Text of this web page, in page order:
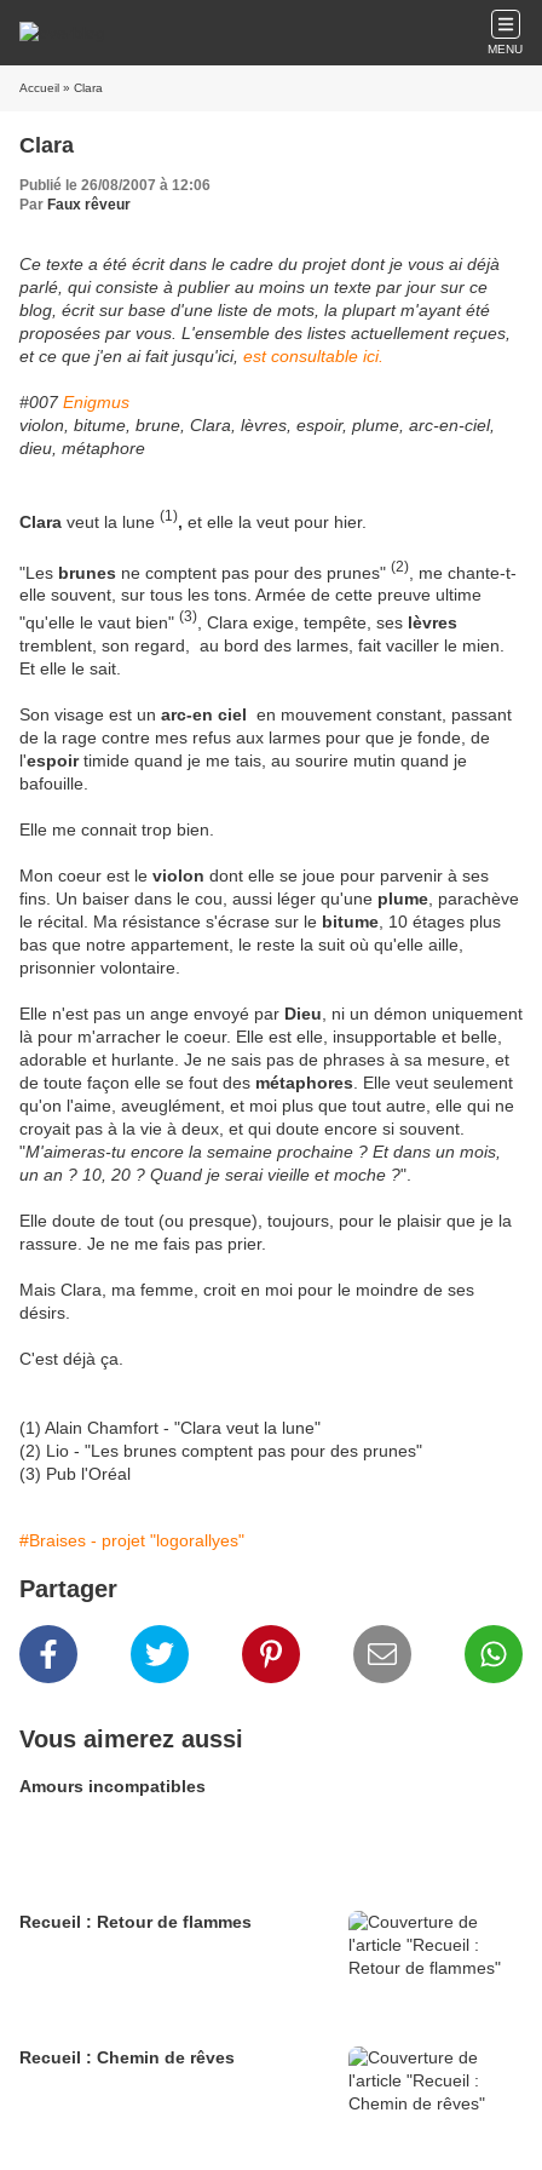
MENU
Accueil » Clara
Clara
Publié le 26/08/2007 à 12:06
Par Faux rêveur
Ce texte a été écrit dans le cadre du projet dont je vous ai déjà
parlé, qui consiste à publier au moins un texte par jour sur ce
blog, écrit sur base d'une liste de mots, la plupart m'ayant été
proposées par vous. L'ensemble des listes actuellement reçues,
et ce que j'en ai fait jusqu'ici, est consultable ici.
#007Enigmus
violon, bitume, brune, Clara, lèvres, espoir, plume, arc-en-ciel,
dieu, métaphore
Clara veut la lune (1), et elle la veut pour hier.
"Les brunes ne comptent pas pour des prunes" (2)
, me chante-t-
elle souvent, sur tous les tons. Armée de cette preuve ultime
"qu'elle le vaut bien" (3) , Clara exige, tempête, ses lèvres
tremblent, son regard, au bord des larmes, fait vaciller le mien.
Et elle le sait.
Son visage est un arc-en ciel en mouvement constant, passant
de la rage contre mes refus aux larmes pour que je fonde, de
l'espoirtimide quand je me tais, au sourire mutin quand je
bafouille.
Elle me connait trop bien.
Mon coeur est le violon dont elle se joue pour parvenir à ses
fins. Un baiser dans le cou, aussi léger qu'une plume , parachève
le récital. Ma résistance s'écrase sur le bitume , 10 étages plus
bas que notre appartement, le reste la suit où qu'elle aille,
prisonnier volontaire.
Elle n'est pas un ange envoyé par Dieu , ni un démon uniquement
là pour m'arracher le coeur. Elle est elle, insupportable et belle,
adorable et hurlante. Je ne sais pas de phrases à sa mesure, et
de toute façon elle se fout des métaphores . Elle veut seulement
qu'on l'aime, aveuglément, et moi plus que tout autre, elle qui ne
croyait pas à la vie à deux, et qui doute encore si souvent.
"M'aimeras-tu encore la semaine prochaine ? Et dans un mois,
un an ? 10, 20 ? Quand je serai vieille et moche ?".
Elle doute de tout (ou presque), toujours, pour le plaisir que je la
rassure. Je ne me fais pas prier.
Mais Clara, ma femme, croit en moi pour le moindre de ses
désirs.
C'est déjà ça.
(1) Alain Chamfort - "Clara veut la lune"
(2) Lio - "Les brunes comptent pas pour des prunes"
(3) Pub l'Oréal
#Braises - projet "logorallyes"
Partager
Vous aimerez aussi
Amours incompatibles
Recueil : Retour de flammes
Recueil : Chemin de rêves